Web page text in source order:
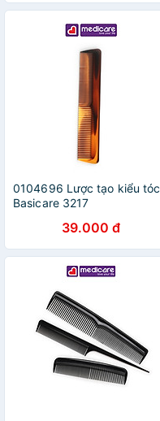
0104696 Lược tạo kiểu tóc
Basicare 3217
39.000 đ